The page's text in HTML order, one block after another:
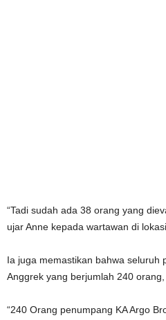
“Tadi sudah ada 38 orang yang
ujar Anne kepada wartawan di lokasi.
Ia juga memastikan bahwa seluruh
Anggrek yang berjumlah 240
“240 Orang penumpang KA Argo